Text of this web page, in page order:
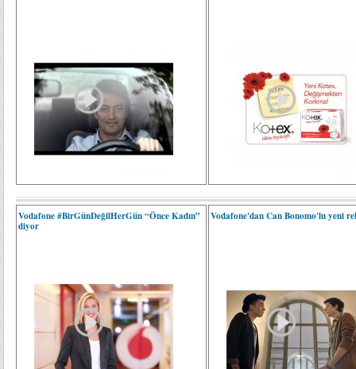
Vodafone #BirGünDeğilHerGün “Önce Kadın”
diyor
Vodafone'dan Can Bonomo'lu yeni